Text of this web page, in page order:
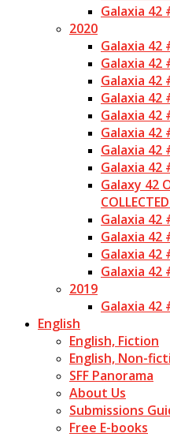
Galaxia
2020
Galaxia 42
Galaxia 42
Galaxia 42
Galaxia 42
Galaxia 42
Galaxia 42
Galaxia 42
Galaxia 42
Galaxy 42
Galaxia 42
Galaxia 42
Galaxia 42
Galaxia 42
2019
Galaxia 42
English
English, Fiction
English, Non-
SFF Panorama
About Us
Submissions
Free E-books